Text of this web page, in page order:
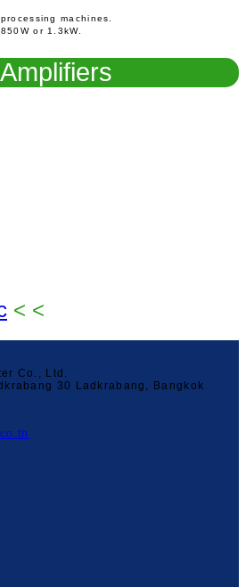
machines.
or 1.3kW.
< <
Co., Ltd.
30 Ladkrabang, Bangkok